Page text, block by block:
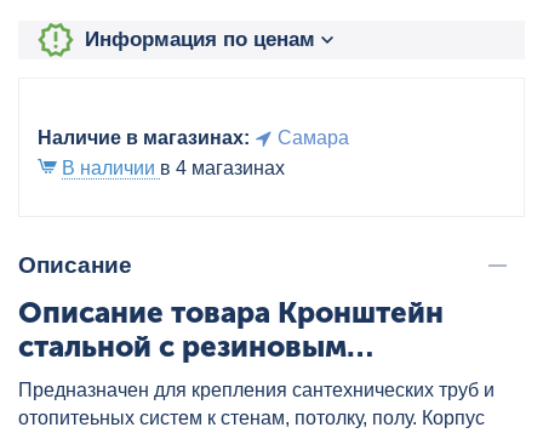
Информация по ценам
Наличие в магазинах:
Самара
В наличии в 4 магазинах
Описание
Описание товара Кронштейн
стальной с резиновым
уплотнителем 110 мм (107-115) 4"
TAEN, артикул: TCLR-107-115
Предназначен для крепления сантехнических труб и
отопитеьных систем к стенам, потолку, полу. Корпус